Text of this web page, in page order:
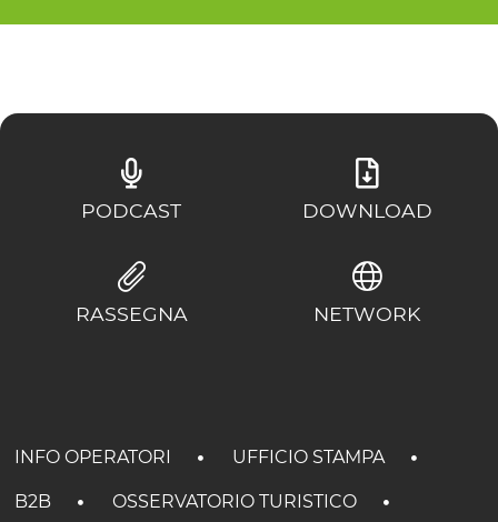
PODCAST DOWNLOAD
RASSEGNA NETWORK
INFO OPERATORI UFFICIO STAMPA
B2B OSSERVATORIO TURISTICO